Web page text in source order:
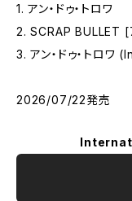
1. アン・ドゥ・トロワ
2. SCRAP BULLET
3. アン・ドゥ・トロ
2026/07/22発売